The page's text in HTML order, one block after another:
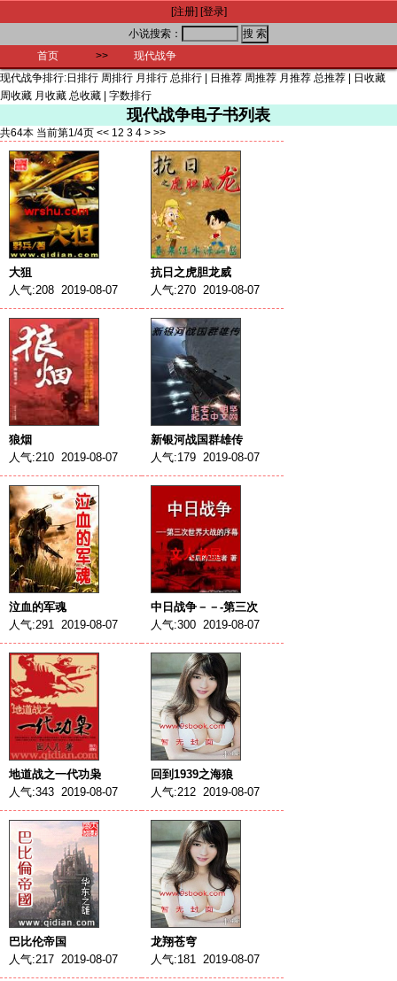
[注册] [登录]
小说搜索：
首页
>>
现代战争
现代战争排行:日排行 周排行 月排行 总排行 日推荐 周推荐 月推荐 总推荐
日收藏
周收藏 月收藏 总收藏 字数排行
现代战争电子书列表
共64本 当前第1/4页 << 12 3 4 > >>
大狙
人气:208 2019-08-07
抗日之虎胆龙威
人气:270 2019-08-07
狼烟
人气:210 2019-08-07
新银河战国群雄传
人气:179 2019-08-07
泣血的军魂
人气:291 2019-08-07
中日战争－－-第三次
人气:300 2019-08-07
地道战之一代功枭
人气:343 2019-08-07
回到1939之海狼
人气:212 2019-08-07
巴比伦帝国
人气:217 2019-08-07
龙翔苍穹
人气:181 2019-08-07